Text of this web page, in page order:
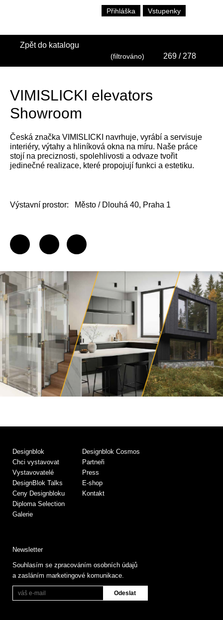
Přihláška Vstupenky
Zpět do katalogu
(filtrováno) 269 / 278
VIMISLICKI elevators
Showroom
Česká značka VIMISLICKI navrhuje, vyrábí a servisuje
interiéry, výtahy a hliníková okna na míru. Naše práce
stojí na preciznosti, spolehlivosti a odvaze tvořit
jedinečné realizace, které propojují funkci a estetiku.
Výstavní prostor: Město / Dlouhá 40, Praha 1
Designblok
Chci vystavovat
Vystavovatelé
DesignBlok Talks
Ceny Designbloku
Diploma Selection
Galerie
Designblok Cosmos
Partneři
Press
E-shop
Kontakt
Newsletter
Souhlasím se zpracováním osobních údajů
a zasláním marketingové komunikace.